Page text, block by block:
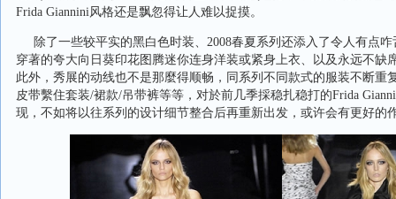
Frida Giannini风格还是飘忽得让人难以捉摸。
除了一些较平实的黑白色时装、2008春夏系列还添入了令人有点咋
穿著的夸大向日葵印花图腾迷你连身洋装或紧身上衣、以及永远不缺
此外，秀展的动线也不是那麼得顺畅，同系列不同款式的服装不断重
皮带繫住套装/裙款/吊带裤等等，对於前几季採稳扎稳打的Frida
现，不如将以往系列的设计细节整合后再重新出发，或许会有更好的